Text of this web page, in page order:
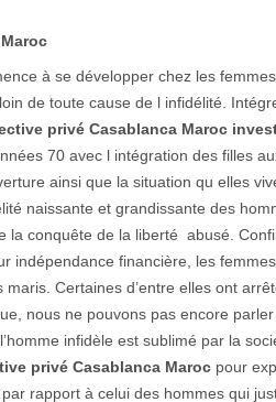
à se développer chez les
de toute cause de l infidélité.
privé Casablanca Maroc
70 avec l intégration des filles
ainsi que la situation qu elles
naissante et grandissante des
la conquête de la liberté abusé.
indépendance financière, les
Certaines d’entre elles ont
nous ne pouvons pas encore parler
infidèle est sublimé par la
privé Casablanca Maroc pour
rapport à celui des hommes qui